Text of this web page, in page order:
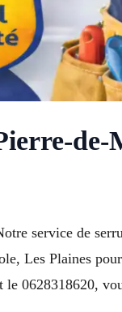
de-
service de
Les Plaines
0628318620,